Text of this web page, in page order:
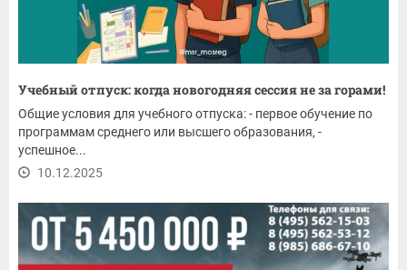
Учебный отпуск: когда новогодняя сессия не за горами!
Общие условия для учебного отпуска: - первое обучение по
программам среднего или высшего образования, -
успешное...
10.12.2025